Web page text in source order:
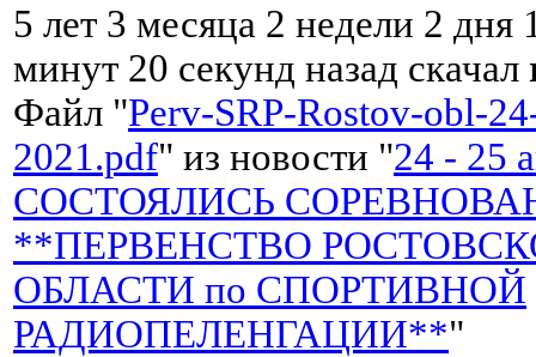
5 лет 3 месяца 2 недели 2 дня
минут 20 секунд назад скачал
Файл "Perv-SRP-Rostov-obl-
2021.pdf" из новости "24 - 25
СОСТОЯЛИСЬ
**ПЕРВЕНСТВО
ОБЛАСТИ по СПОРТИВНОЙ
РАДИОПЕЛЕНГАЦИИ**"